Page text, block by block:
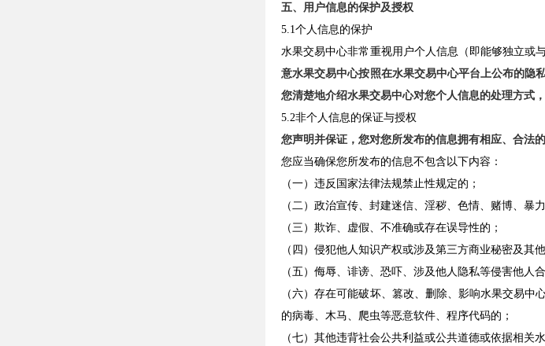
五、用户信息的保护及授权
5.1个人信息的保护
水果交易中心非常重视用户个人信息（即能够独立或
意水果交易中心按照在水果交易中心平台上公布的隐
您清楚地介绍水果交易中心对您个人信息的处理方式
5.2非个人信息的保证与授权
您声明并保证，您对您所发布的信息拥有相应、合法
您应当确保您所发布的信息不包含以下内容：
（一）违反国家法律法规禁止性规定的；
（二）政治宣传、封建迷信、淫秽、色情、赌博、暴
（三）欺诈、虚假、不准确或存在误导性的；
（四）侵犯他人知识产权或涉及第三方商业秘密及其
（五）侮辱、诽谤、恐吓、涉及他人隐私等侵害他人
（六）存在可能破坏、篡改、删除、影响水果交易
的病毒、木马、爬虫等恶意软件、程序代码的；
（七）其他违背社会公共利益或公共道德或依据相关